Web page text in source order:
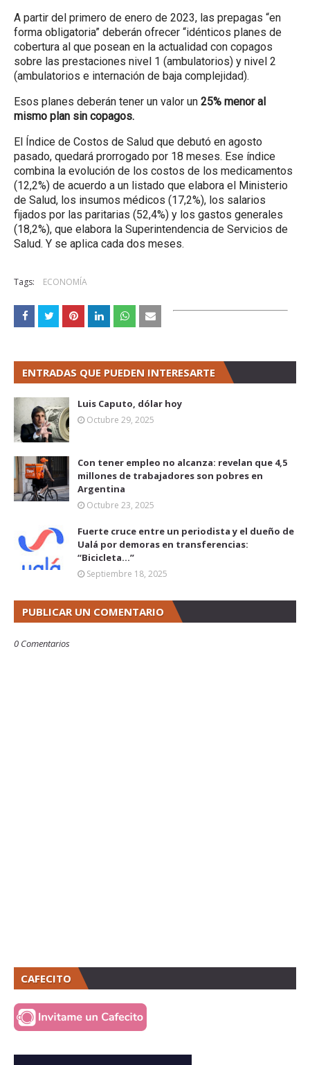
A partir del primero de enero de 2023, las prepagas “en
forma obligatoria” deberán ofrecer “idénticos planes de
cobertura al que posean en la actualidad con copagos
sobre las prestaciones nivel 1 (ambulatorios) y nivel 2
(ambulatorios e internación de baja complejidad).
Esos planes deberán tener un valor un 25% menor al
mismo plan sin copagos.
El Índice de Costos de Salud que debutó en agosto
pasado, quedará prorrogado por 18 meses. Ese índice
combina la evolución de los costos de los medicamentos
(12,2%) de acuerdo a un listado que elabora el Ministerio
de Salud, los insumos médicos (17,2%), los salarios
fijados por las paritarias (52,4%) y los gastos generales
(18,2%), que elabora la Superintendencia de Servicios de
Salud. Y se aplica cada dos meses.
Tags: ECONOMÍA
ENTRADAS QUE PUEDEN INTERESARTE
Luis Caputo, dólar hoy
Octubre 29, 2025
Con tener empleo no alcanza: revelan que 4,5
millones de trabajadores son pobres en
Argentina
Octubre 23, 2025
Fuerte cruce entre un periodista y el dueño de
Ualá por demoras en transferencias:
“Bicicleta...”
Septiembre 18, 2025
PUBLICAR UN COMENTARIO
0 Comentarios
CAFECITO